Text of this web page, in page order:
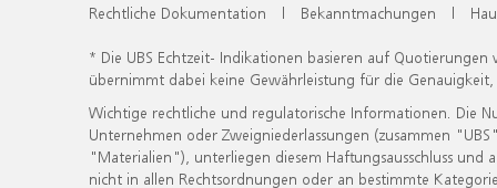
Rechtliche Dokumentation | Bekanntmachungen |
* Die UBS Echtzeit- Indikationen basieren auf
übernimmt dabei keine Gewährleistung für die
Wichtige rechtliche und regulatorische Informationen. Die
Unternehmen oder Zweigniederlassungen (zusammen
"Materialien"), unterliegen diesem Haftungsausschluss
nicht in allen Rechtsordnungen oder an bestimmte